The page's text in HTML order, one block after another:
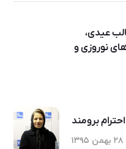
عیدی،
نوروزی و
برومند
۲۸ بهمن ۱۳۹۵